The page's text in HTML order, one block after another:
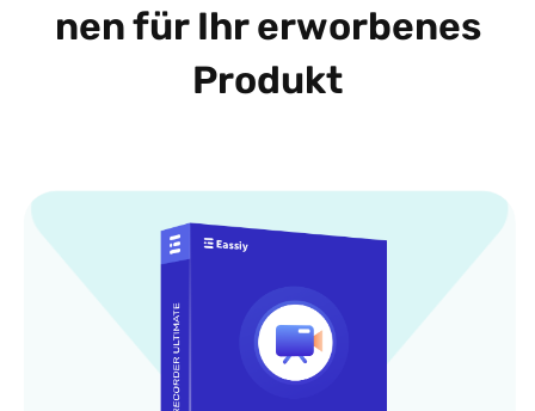
nen für Ihr erworbenes
Produkt